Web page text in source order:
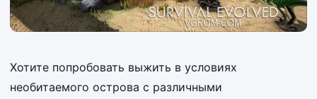
Хотите попробовать выжить в условиях
необитаемого острова с различными